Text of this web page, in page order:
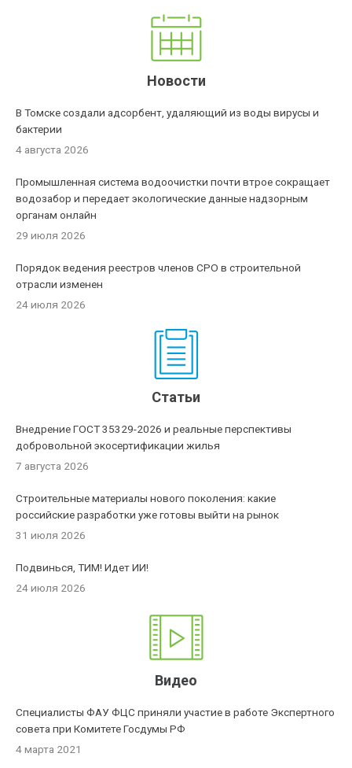
Новости
В Томске создали адсорбент, удаляющий из воды вирусы и
бактерии
4 августа 2026
Промышленная система водоочистки почти втрое сокращает
водозабор и передает экологические данные надзорным
органам онлайн
29 июля 2026
Порядок ведения реестров членов СРО в строительной
отрасли изменен
24 июля 2026
Статьи
Внедрение ГОСТ 35329-2026 и реальные перспективы
добровольной экосертификации жилья
7 августа 2026
Строительные материалы нового поколения: какие
российские разработки уже готовы выйти на рынок
31 июля 2026
Подвинься, ТИМ! Идет ИИ!
24 июля 2026
Видео
Специалисты ФАУ ФЦС приняли участие в работе Экспертного
совета при Комитете Госдумы РФ
4 марта 2021